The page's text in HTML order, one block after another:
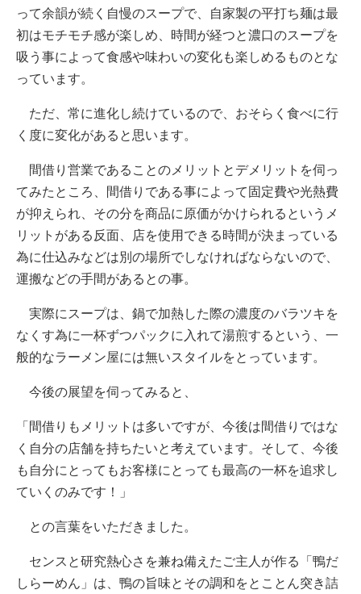
って余韻が続く自慢のスープで、自家製の平打ち麺は最
初はモチモチ感が楽しめ、時間が経つと濃口のスープを
吸う事によって食感や味わいの変化も楽しめるものとな
っています。
ただ、常に進化し続けているので、おそらく食べに行
く度に変化があると思います。
間借り営業であることのメリットとデメリットを伺っ
てみたところ、間借りである事によって固定費や光熱費
が抑えられ、その分を商品に原価がかけられるというメ
リットがある反面、店を使用できる時間が決まっている
為に仕込みなどは別の場所でしなければならないので、
運搬などの手間があるとの事。
実際にスープは、鍋で加熱した際の濃度のバラツキを
なくす為に一杯ずつパックに入れて湯煎するという、一
般的なラーメン屋には無いスタイルをとっています。
今後の展望を伺ってみると、
「間借りもメリットは多いですが、今後は間借りではな
く自分の店舗を持ちたいと考えています。そして、今後
も自分にとってもお客様にとっても最高の一杯を追求し
ていくのみです！」
との言葉をいただきました。
センスと研究熱心さを兼ね備えたご主人が作る「鴨だ
しらーめん」は、鴨の旨味とその調和をとことん突き詰